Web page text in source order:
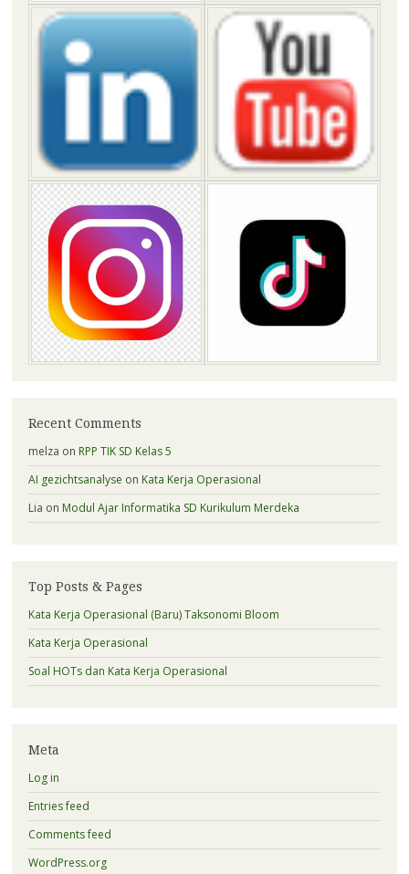
Recent Comments
melza on RPP TIK SD Kelas 5
AI gezichtsanalyse on Kata Kerja Operasional
Lia on Modul Ajar Informatika SD Kurikulum Merdeka
Top Posts & Pages
Kata Kerja Operasional (Baru) Taksonomi Bloom
Kata Kerja Operasional
Soal HOTs dan Kata Kerja Operasional
Meta
Log in
Entries feed
Comments feed
WordPress.org